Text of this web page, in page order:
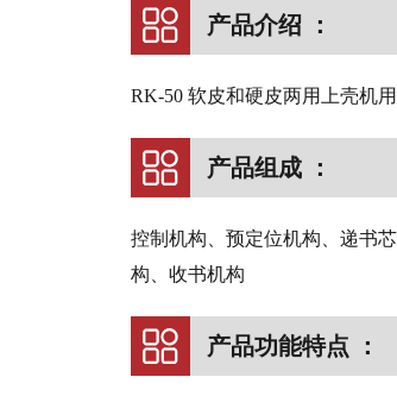
产品介绍 ：
RK-50 软皮和硬皮两用上壳机
产品组成 ：
控制机构、预定位机构、递书
构、收书机构
产品功能特点 ：